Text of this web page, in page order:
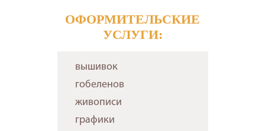
ОФОРМИТЕЛЬСКИЕ
УСЛУГИ:
вышивок
гобеленов
живописи
графики